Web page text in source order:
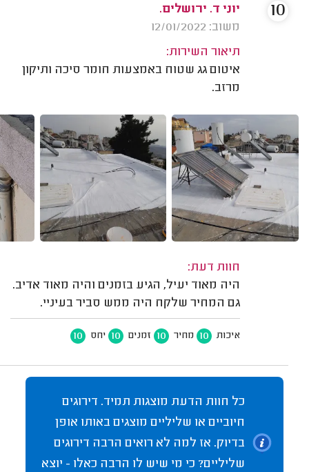
יוני ד. ירושלים.
משוב: 12/01/2022
תיאור השירות:
איטום גג שטוח באמצעות חומר סיכה ותיקון
מרזב.
חוות דעת:
היה מאוד יעיל, הגיע בזמנים והיה מאוד אדיב.
גם המחיר שלקח היה ממש סביר בעיניי.
איכות 10 מחיר 10 זמנים 10 יחס 10
10
כל חוות הדעת מוצגות תמיד. דירוגים
חיוביים או שליליים מוצגים באותו אופן
בדיוק. אז למה לא רואים הרבה דירוגים
שליליים? כי מי שיש לו הרבה כאלו - יוצא